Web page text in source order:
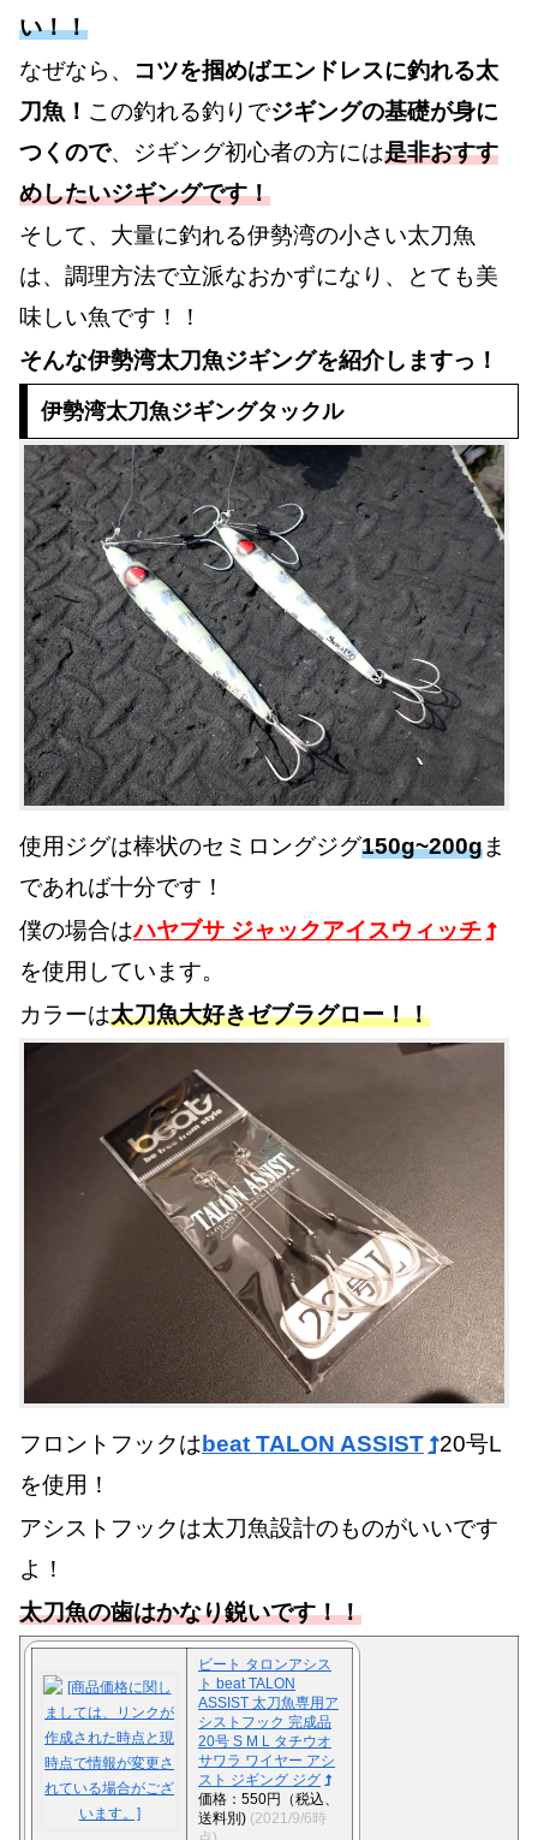
い！！
なぜなら、 コツを掴めばエンドレスに釣れる太
刀魚！ この釣れる釣りでジギングの基礎が身に
つくので、ジギング初心者の方には是非おすす
めしたいジギングです！
そして、大量に釣れる伊勢湾の小さい太刀魚
は、調理方法で立派なおかずになり、とても美
味しい魚です！！
そんな伊勢湾太刀魚ジギングを紹介しますっ！
伊勢湾太刀魚ジギングタックル
使用ジグは棒状のセミロングジグ150g~200gま
であれば十分です！
僕の場合はハヤブサ ジャックアイスウィッチ
を使用しています。
カラーは太刀魚大好きゼブラグロー！！
フロントフックは beat TALON ASSIST
20号L
を使用！
アシストフックは太刀魚設計のものがいいです
よ！
太刀魚の歯はかなり鋭いです！！
ビート タロンアシス
ト beat TALON
ASSIST 太刀魚専用ア
シストフック 完成品
20号 S M L タチウオ
サワラ ワイヤー アシ
スト ジギング ジグ
価格：550円（税込、
送料別) (2021/9/6時